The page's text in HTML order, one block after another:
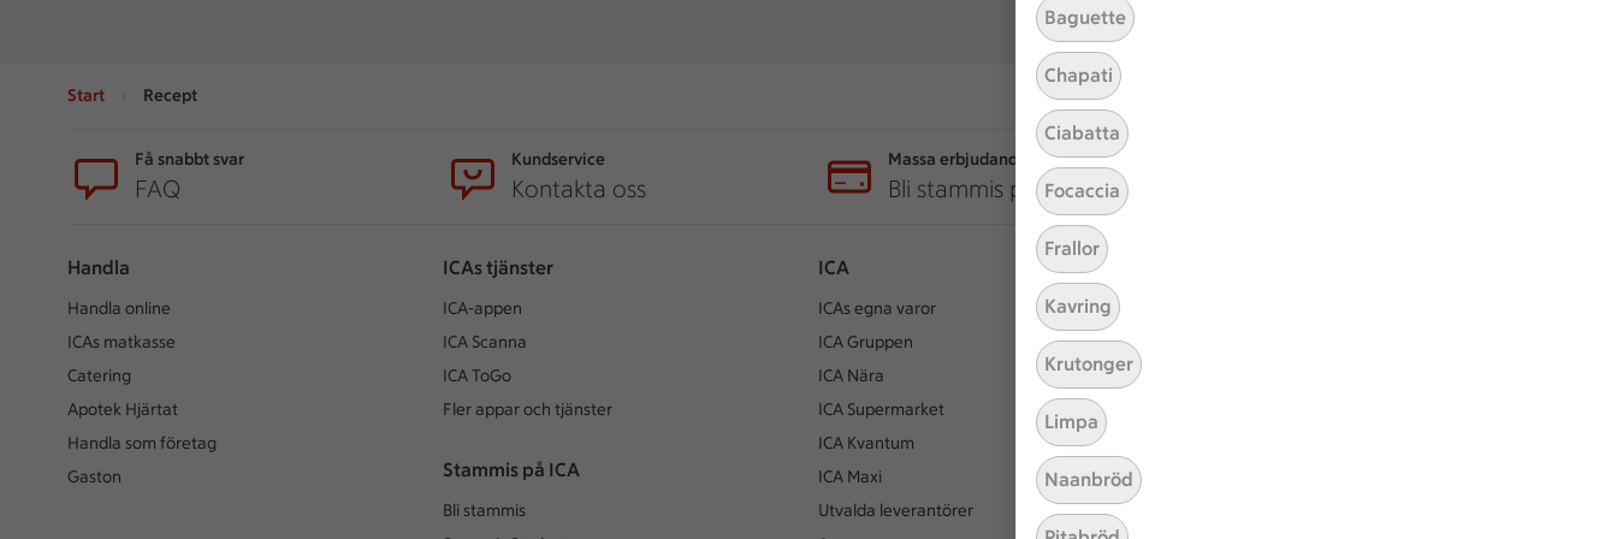
Baguette
Chapati
Ciabatta
Focaccia
Frallor
Kavring
Krutonger
Limpa
Naanbröd
Start Recept
Få snabbt svar
FAQ
Kundservice
Kontakta oss
Massa erbjudanden
Bli stammis på ICA
Handla
Handla online
ICAs matkasse
Catering
Apotek Hjärtat
Handla som företag
Gaston
ICAs tjänster
ICA-appen
ICA Scanna
ICA ToGo
Fler appar och tjänster
Stammis på ICA
Bli stammis
ICA
ICAs egna varor
ICA Gruppen
ICA Nära
ICA Supermarket
ICA Kvantum
ICA Maxi
Utvalda leverantörer